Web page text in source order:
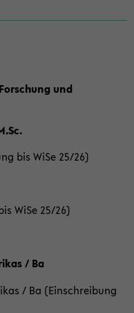
und
bis WiSe 25/26)
WiSe 25/26)
/ Ba
/ Ba (Einschreibung